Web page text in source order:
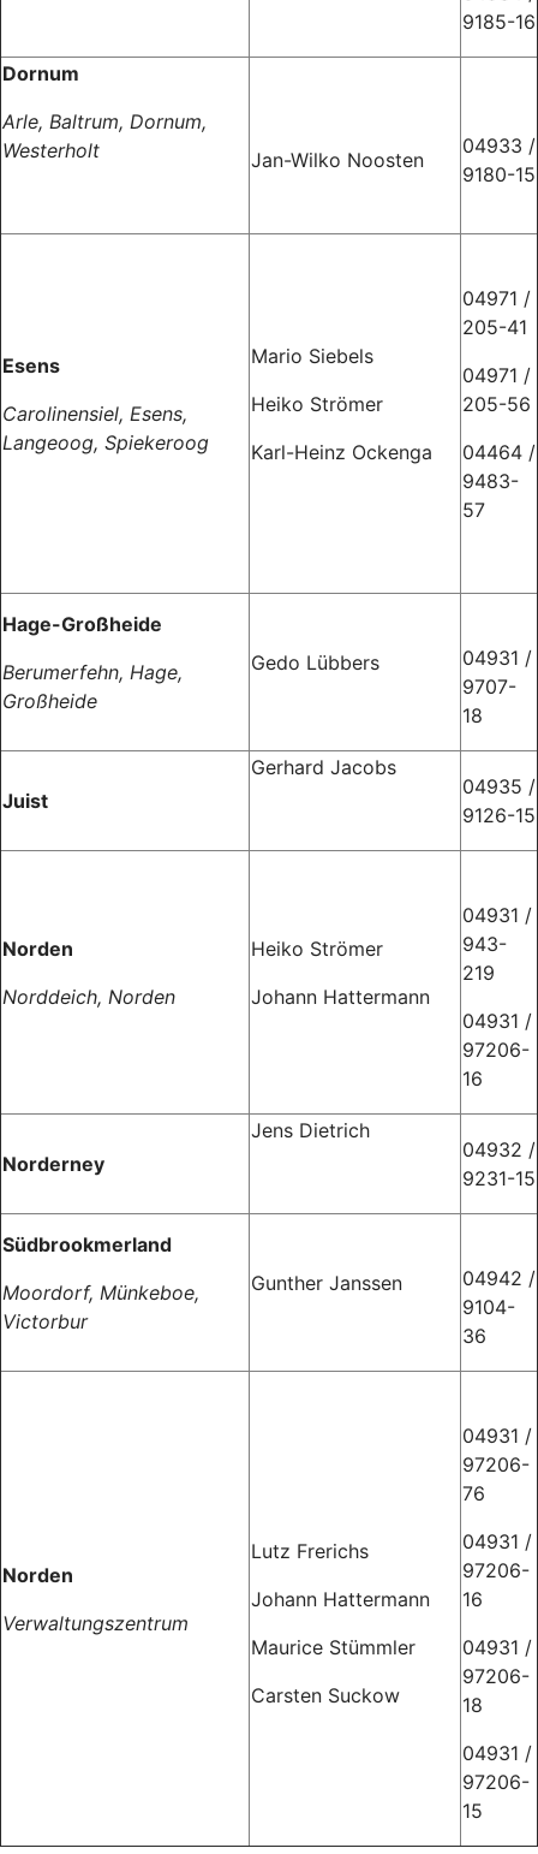
9185-16
Dornum
Arle, Baltrum, Dornum,
Westerholt
Jan-Wilko Noosten
04933 /
9180-15
Esens
Carolinensiel, Esens,
Langeoog, Spiekeroog
Mario Siebels
Heiko Strömer
Karl-Heinz Ockenga
04971 /
205-41
04971 /
205-56
04464 /
9483-
57
Hage-Großheide
Berumerfehn, Hage,
Großheide
Gedo Lübbers
04931 /
9707-
18
Juist
Gerhard Jacobs
04935 /
9126-15
Norden
Norddeich, Norden
Heiko Strömer
Johann Hattermann
04931 /
943-
219
04931 /
97206-
16
Norderney
Jens Dietrich
04932 /
9231-15
Südbrookmerland
Moordorf, Münkeboe,
Victorbur
Gunther Janssen
04942 /
9104-
36
Norden
Verwaltungszentrum
Lutz Frerichs
Johann Hattermann
Maurice Stümmler
Carsten Suckow
04931 /
97206-
76
04931 /
97206-
16
04931 /
97206-
18
04931 /
97206-
15